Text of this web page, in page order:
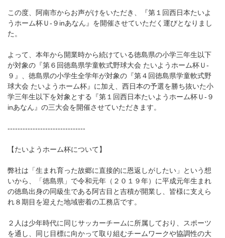
この度、阿南市からお声がけをいただき、『第１回西日本たいよ
うホーム杯Ｕ-９inあなん』を開催させていただく運びとなりまし
た。
よって、本年から開業時から続けている徳島県の小学三年生以下
が対象の『第６回徳島県学童軟式野球大会 たいようホーム杯Ｕ-
９』、徳島県の小学生全学年が対象の『第４回徳島県学童軟式野
球大会 たいようホーム杯』に加え、西日本の予選を勝ち抜いた小
学三年生以下を対象とする『第１回西日本たいようホーム杯Ｕ-９
inあなん』の三大会を開催させていただきます。
-------------------------------
【たいようホーム杯について】
弊社は「生まれ育った故郷に直接的に恩返しがしたい」という想
いから、「徳島県」で令和元年（２０１９年）に平成元年生まれ
の徳島出身の同級生である阿古目と吉積が開業し、皆様に支えら
れ８期目を迎えた地域密着の工務店です。
２人は少年時代に同じサッカーチームに所属しており、スポーツ
を通し、同じ目標に向かって取り組むチームワークや協調性の大